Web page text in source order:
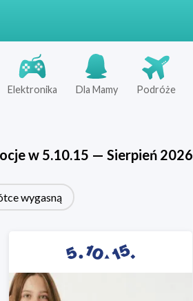
Elektronika Dla Mamy Podróże
w 5.10.15 — Sierpień 2026
wygasną